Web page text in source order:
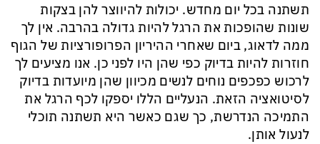
תשתנה בכל יום מחדש. יכולות להיווצר להן בצקות
שונות שהופכות את הרגל להיות גדולה בהרבה. אין לך
ממה לדאוג, ביום שאחרי ההיריון הפרופורציות של הגוף
חוזרות להיות בדיוק כפי שהן היו לפני כן. אנו מציעים לך
לרכוש כפכפים נוחים לנשים מכיוון שהן מיועדות בדיוק
לסיטואציה הזאת. הנעליים הללו יספקו לכף הרגל את
התמיכה הנדרשת, כך שגם כאשר היא תשתנה תוכלי
לנעול אותן.